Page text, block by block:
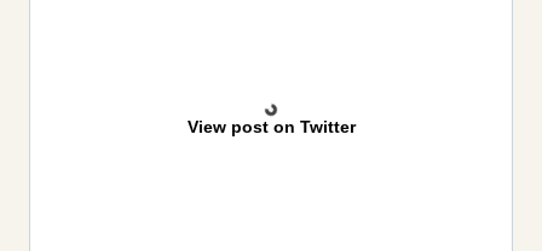
View post on Twitter